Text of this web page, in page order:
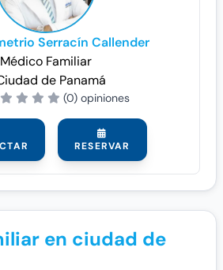
Serracín Callender
Médico Familiar
de Panamá
(0) opiniones
RESERVAR
en ciudad de